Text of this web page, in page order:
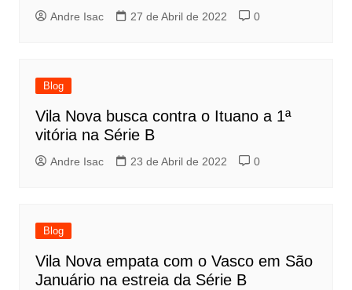
Andre Isac 27 de Abril de 2022 0
Blog
Vila Nova busca contra o Ituano a 1ª
vitória na Série B
Andre Isac 23 de Abril de 2022 0
Blog
Vila Nova empata com o Vasco em São
Januário na estreia da Série B